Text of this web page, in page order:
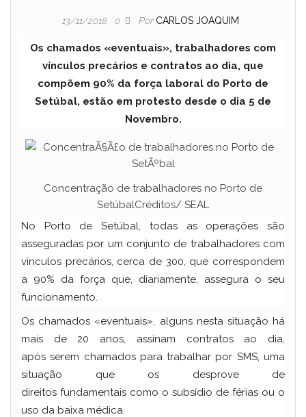
13/11/2018 0 Por CARLOS JOAQUIM
Os chamados «eventuais», trabalhadores com
vínculos precários e contratos ao dia, que
compõem 90% da força laboral do Porto de
Setúbal, estão em protesto desde o dia 5 de
Novembro.
Concentração de trabalhadores no Porto de
SetúbalCréditos/ SEAL
No Porto de Setúbal, todas as operações são
asseguradas por um conjunto de trabalhadores com
vínculos precários, cerca de 300, que correspondem
a 90% da força que, diariamente, assegura o seu
funcionamento.
Os chamados «eventuais», alguns nesta situação há
mais de 20 anos, assinam contratos ao dia,
após serem chamados para trabalhar por SMS, uma
situação que os desprove de
direitos fundamentais como o subsídio de férias ou o
uso da baixa médica.